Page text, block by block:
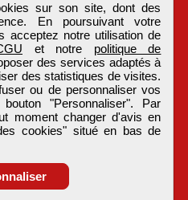
sur son site, dont des
En poursuivant votre
acceptez notre utilisation de
et notre politique de
des services adaptés à
des statistiques de visites.
ou de personnaliser vos
"Personnaliser". Par
moment changer d'avis en
cookies" situé en bas de